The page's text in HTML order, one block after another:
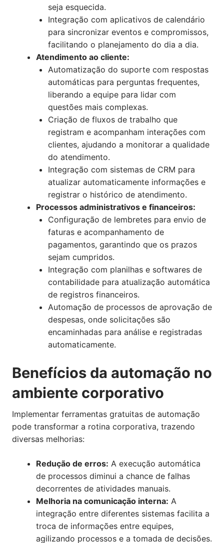
seja esquecida.
Integração com aplicativos de calendário
para sincronizar eventos e compromissos,
facilitando o planejamento do dia a dia.
Atendimento ao cliente:
Automatização do suporte com respostas
automáticas para perguntas frequentes,
liberando a equipe para lidar com
questões mais complexas.
Criação de fluxos de trabalho que
registram e acompanham interações com
clientes, ajudando a monitorar a qualidade
do atendimento.
Integração com sistemas de CRM para
atualizar automaticamente informações e
registrar o histórico de atendimento.
Processos administrativos e financeiros:
Configuração de lembretes para envio de
faturas e acompanhamento de
pagamentos, garantindo que os prazos
sejam cumpridos.
Integração com planilhas e softwares de
contabilidade para atualização automática
de registros financeiros.
Automação de processos de aprovação de
despesas, onde solicitações são
encaminhadas para análise e registradas
automaticamente.
Benefícios da automação no
ambiente corporativo
Implementar ferramentas gratuitas de automação
pode transformar a rotina corporativa, trazendo
diversas melhorias:
Redução de erros: A execução automática
de processos diminui a chance de falhas
decorrentes de atividades manuais.
Melhoria na comunicação interna: A
integração entre diferentes sistemas facilita a
troca de informações entre equipes,
agilizando processos e a tomada de decisões.